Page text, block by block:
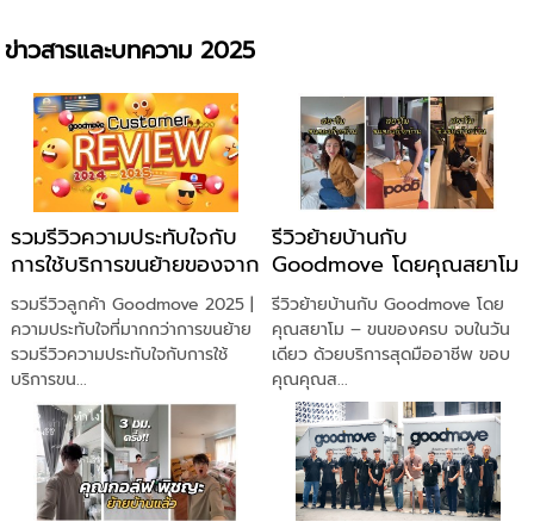
ข่าวสารและบทความ 2025
รวมรีวิวความประทับใจกับ
การใช้บริการขนย้ายของจาก
Goodmove ประจำปี 2025
รวมรีวิวลูกค้า Goodmove 2025 |
ความประทับใจที่มากกว่าการขนย้าย
รวมรีวิวความประทับใจกับการใช้
บริการขน...
รีวิวย้ายบ้านกับ
Goodmove โดยคุณสยาโม
ขนของครบ จบในวันเดียว
ด้วยบริการสุดมืออาชีพ!
รีวิวย้ายบ้านกับ Goodmove โดย
คุณสยาโม – ขนของครบ จบในวัน
เดียว ด้วยบริการสุดมืออาชีพ ขอบ
คุณคุณส...